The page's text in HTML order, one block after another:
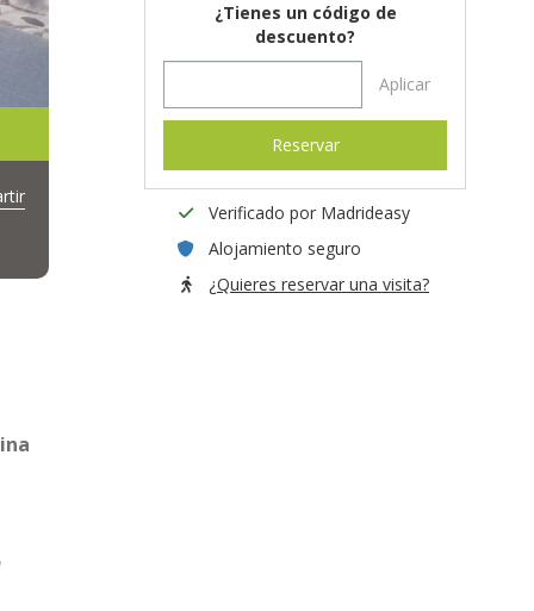
¿Tienes un código de
descuento?
Aplicar
Reservar
Verificado por Madrideasy
Alojamiento seguro
¿Quieres reservar una visita?